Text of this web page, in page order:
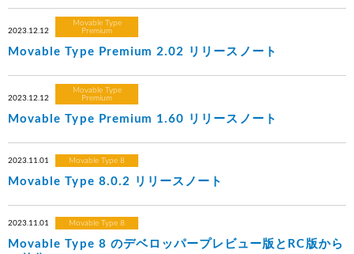
2023.12.12
Movable Type
Premium
Movable Type Premium 2.02 リリースノート
2023.12.12
Movable Type
Premium
Movable Type Premium 1.60 リリースノート
2023.11.01 Movable Type 8
Movable Type 8.0.2 リリースノート
2023.11.01 Movable Type 8
Movable Type 8 のデベロッパープレビュー版とRC版から